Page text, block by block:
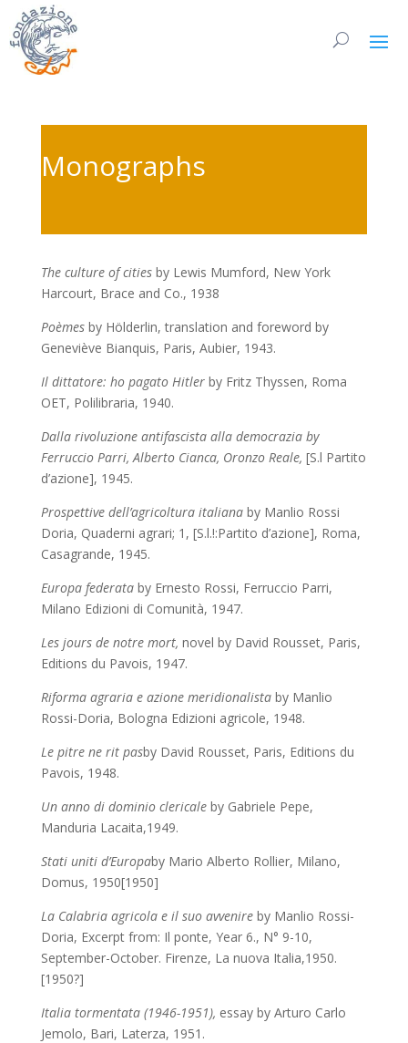
Monographs
The culture of cities by Lewis Mumford, New York
Harcourt, Brace and Co., 1938
Poèmesby Hölderlin, translation and foreword by
Geneviève Bianquis, Paris, Aubier, 1943.
Il dittatore: ho pagato Hitler by Fritz Thyssen, Roma
OET, Polilibraria, 1940.
Dalla rivoluzione antifascista alla democrazia by
Ferruccio Parri, Alberto Cianca, Oronzo Reale, [S.l Partito
d’azione], 1945.
Prospettive dell’agricoltura italiana by Manlio Rossi
Doria, Quaderni agrari; 1, [S.l.!:Partito d’azione], Roma,
Casagrande, 1945.
Europa federata by Ernesto Rossi, Ferruccio Parri,
Milano Edizioni di Comunità, 1947.
Les jours de notre mort, novel by David Rousset, Paris,
Editions du Pavois, 1947.
Riforma agraria e azione meridionalistaby Manlio
Rossi-Doria, Bologna Edizioni agricole, 1948.
Le pitre ne rit pasby David Rousset, Paris, Editions du
Pavois, 1948.
Un anno di dominio clericale by Gabriele Pepe,
Manduria Lacaita,1949.
Stati uniti d’Europaby Mario Alberto Rollier, Milano,
Domus, 1950[1950]
La Calabria agricola e il suo avvenire by Manlio Rossi-
Doria, Excerpt from: Il ponte, Year 6., N° 9-10,
September-October. Firenze, La nuova Italia,1950.
[1950?]
Italia tormentata (1946-1951), essay by Arturo Carlo
Jemolo, Bari, Laterza, 1951.